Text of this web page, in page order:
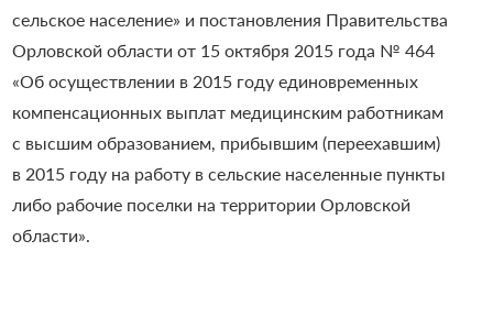
сельское население» и постановления Правительства
Орловской области от 15 октября 2015 года № 464
«Об осуществлении в 2015 году единовременных
компенсационных выплат медицинским работникам
с высшим образованием, прибывшим (переехавшим)
в 2015 году на работу в сельские населенные пункты
либо рабочие поселки на территории Орловской
области».